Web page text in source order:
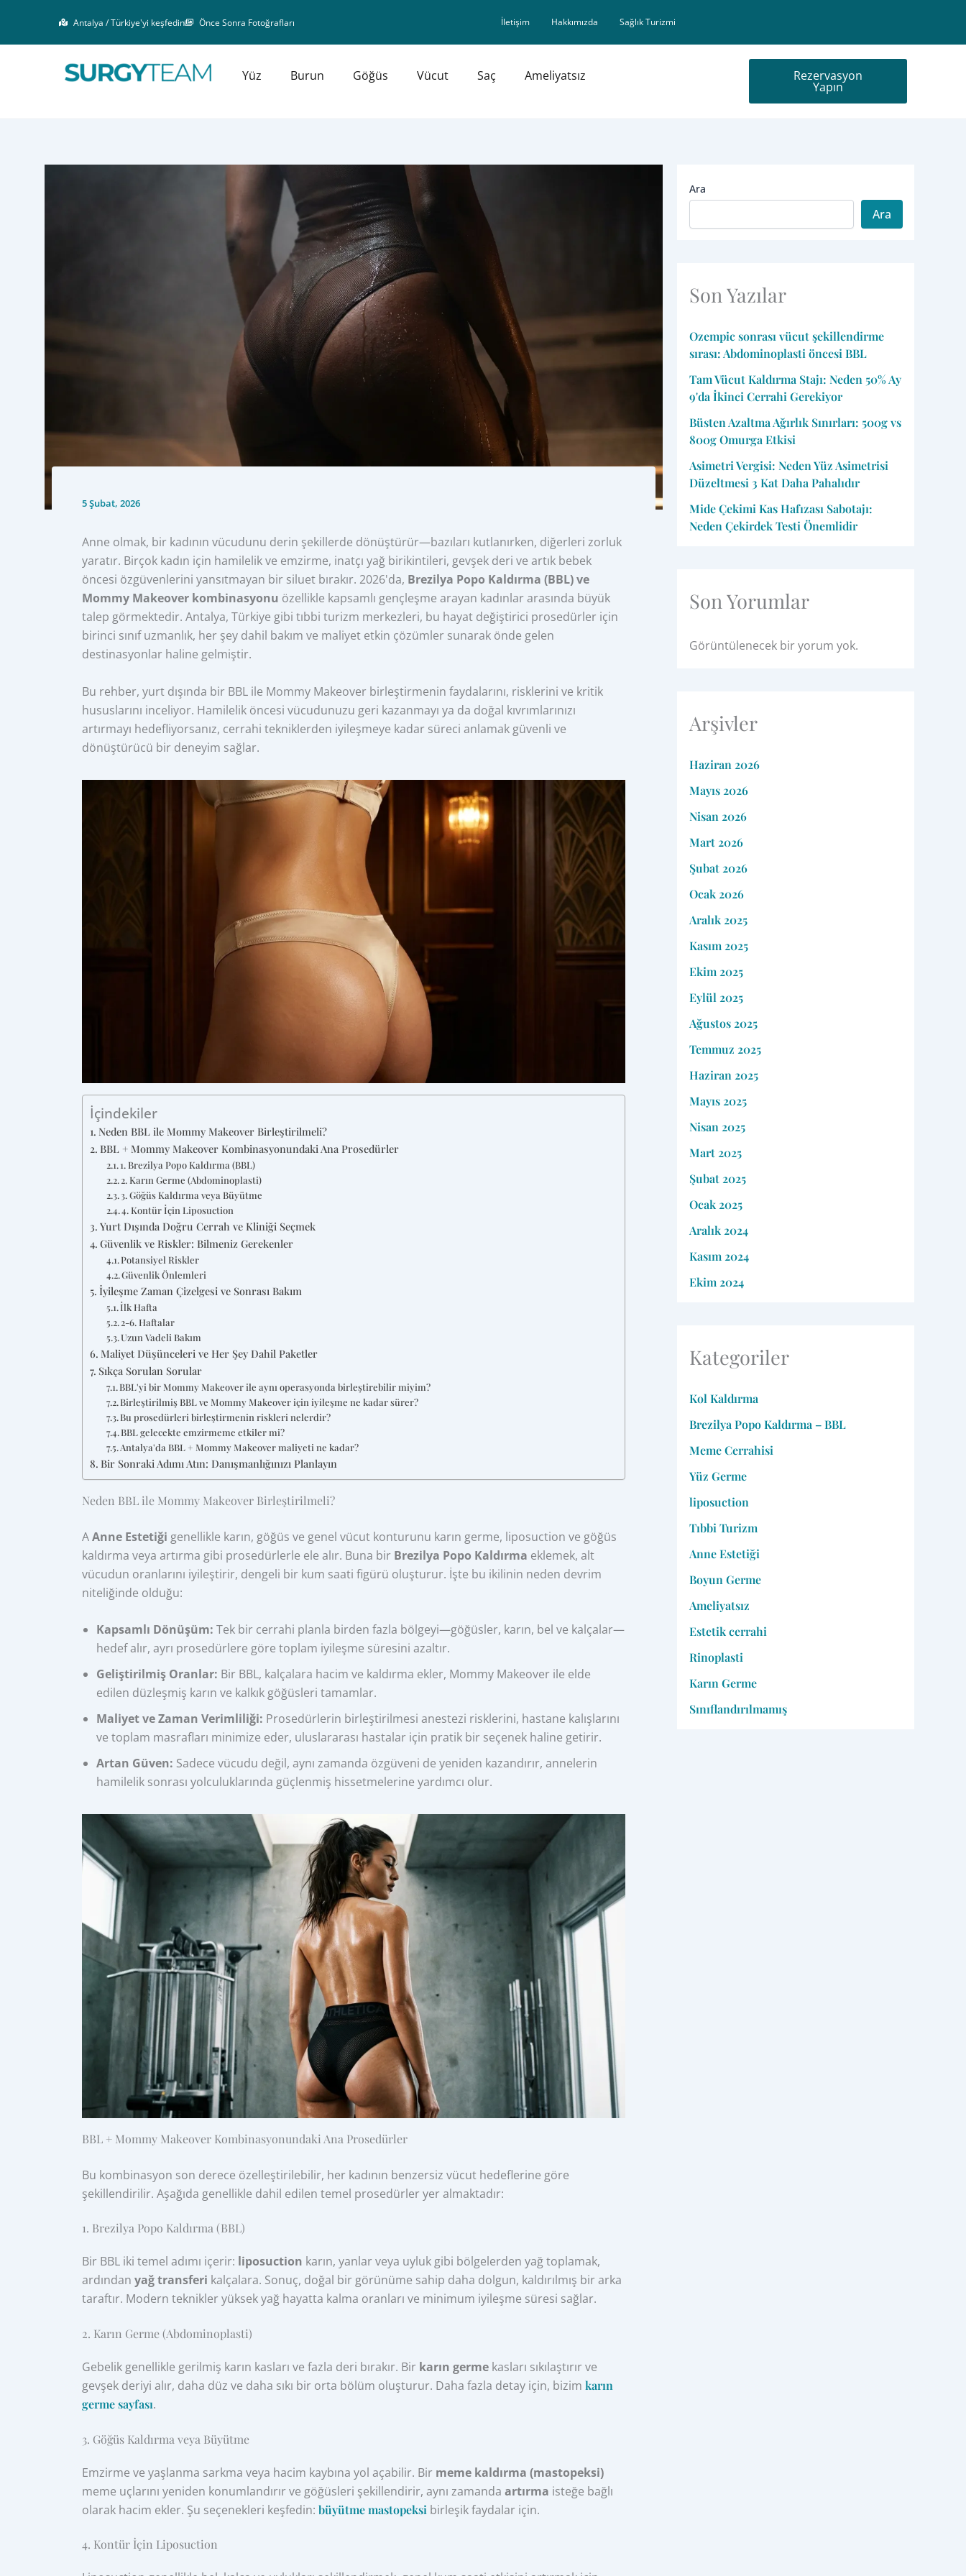
Antalya / Türkiye'yi keşfedin Önce Sonra Fotoğrafları İletişim Hakkımızda Sağlık Turizmi
Yüz Burun Göğüs Vücut Saç Ameliyatsız Rezervasyon
Yapın
5 Şubat, 2026
Anne olmak, bir kadının vücudunu derin şekillerde dönüştürür—bazıları kutlanırken, diğerleri zorluk
yaratır. Birçok kadın için hamilelik ve emzirme, inatçı yağ birikintileri, gevşek deri ve artık bebek
öncesi özgüvenlerini yansıtmayan bir siluet bırakır. 2026'da, Brezilya Popo Kaldırma (BBL) ve
Mommy Makeover kombinasyonu özellikle kapsamlı gençleşme arayan kadınlar arasında büyük
talep görmektedir. Antalya, Türkiye gibi tıbbi turizm merkezleri, bu hayat değiştirici prosedürler için
birinci sınıf uzmanlık, her şey dahil bakım ve maliyet etkin çözümler sunarak önde gelen
destinasyonlar haline gelmiştir.
Bu rehber, yurt dışında bir BBL ile Mommy Makeover birleştirmenin faydalarını, risklerini ve kritik
hususlarını inceliyor. Hamilelik öncesi vücudunuzu geri kazanmayı ya da doğal kıvrımlarınızı
artırmayı hedefliyorsanız, cerrahi tekniklerden iyileşmeye kadar süreci anlamak güvenli ve
dönüştürücü bir deneyim sağlar.
İçindekiler
Neden BBL ile Mommy Makeover Birleştirilmeli?
BBL + Mommy Makeover Kombinasyonundaki Ana Prosedürler
1. Brezilya Popo Kaldırma (BBL)
2. Karın Germe (Abdominoplasti)
3. Göğüs Kaldırma veya Büyütme
4. Kontür İçin Liposuction
Yurt Dışında Doğru Cerrah ve Kliniği Seçmek
Güvenlik ve Riskler: Bilmeniz Gerekenler
Potansiyel Riskler
Güvenlik Önlemleri
İyileşme Zaman Çizelgesi ve Sonrası Bakım
İlk Hafta
2-6. Haftalar
Uzun Vadeli Bakım
Maliyet Düşünceleri ve Her Şey Dahil Paketler
Sıkça Sorulan Sorular
BBL'yi bir Mommy Makeover ile aynı operasyonda birleştirebilir miyim?
Birleştirilmiş BBL ve Mommy Makeover için iyileşme ne kadar sürer?
Bu prosedürleri birleştirmenin riskleri nelerdir?
BBL gelecekte emzirmeme etkiler mi?
Antalya'da BBL + Mommy Makeover maliyeti ne kadar?
Bir Sonraki Adımı Atın: Danışmanlığınızı Planlayın
Neden BBL ile Mommy Makeover Birleştirilmeli?
AAnne Estetiği genellikle karın, göğüs ve genel vücut konturunu karın germe, liposuction ve göğüs
kaldırma veya artırma gibi prosedürlerle ele alır. Buna bir Brezilya Popo Kaldırma eklemek, alt
vücudun oranlarını iyileştirir, dengeli bir kum saati figürü oluşturur. İşte bu ikilinin neden devrim
niteliğinde olduğu:
Kapsamlı Dönüşüm: Tek bir cerrahi planla birden fazla bölgeyi—göğüsler, karın, bel ve kalçalar—
hedef alır, ayrı prosedürlere göre toplam iyileşme süresini azaltır.
Geliştirilmiş Oranlar: Bir BBL, kalçalara hacim ve kaldırma ekler, Mommy Makeover ile elde
edilen düzleşmiş karın ve kalkık göğüsleri tamamlar.
Maliyet ve Zaman Verimliliği: Prosedürlerin birleştirilmesi anestezi risklerini, hastane kalışlarını
ve toplam masrafları minimize eder, uluslararası hastalar için pratik bir seçenek haline getirir.
Artan Güven: Sadece vücudu değil, aynı zamanda özgüveni de yeniden kazandırır, annelerin
hamilelik sonrası yolculuklarında güçlenmiş hissetmelerine yardımcı olur.
BBL + Mommy Makeover Kombinasyonundaki Ana Prosedürler
Bu kombinasyon son derece özelleştirilebilir, her kadının benzersiz vücut hedeflerine göre
şekillendirilir. Aşağıda genellikle dahil edilen temel prosedürler yer almaktadır:
1. Brezilya Popo Kaldırma (BBL)
Bir BBL iki temel adımı içerir: liposuction karın, yanlar veya uyluk gibi bölgelerden yağ toplamak,
ardından yağ transferi kalçalara. Sonuç, doğal bir görünüme sahip daha dolgun, kaldırılmış bir arka
taraftır. Modern teknikler yüksek yağ hayatta kalma oranları ve minimum iyileşme süresi sağlar.
2. Karın Germe (Abdominoplasti)
Gebelik genellikle gerilmiş karın kasları ve fazla deri bırakır. Bir karın germe kasları sıkılaştırır ve
gevşek deriyi alır, daha düz ve daha sıkı bir orta bölüm oluşturur. Daha fazla detay için, bizim karın
germe sayfası.
3. Göğüs Kaldırma veya Büyütme
Emzirme ve yaşlanma sarkma veya hacim kaybına yol açabilir. Bir meme kaldırma (mastopeksi)
meme uçlarını yeniden konumlandırır ve göğüsleri şekillendirir, aynı zamanda artırma isteğe bağlı
olarak hacim ekler. Şu seçenekleri keşfedin: büyütme mastopeksi birleşik faydalar için.
4. Kontür İçin Liposuction
Ara
Ara
Son Yazılar
Ozempic sonrası vücut şekillendirme
sırası: Abdominoplasti öncesi BBL
Tam Vücut Kaldırma Stajı: Neden 50% Ay
9'da İkinci Cerrahi Gerekiyor
Büsten Azaltma Ağırlık Sınırları: 500g vs
800g Omurga Etkisi
Asimetri Vergisi: Neden Yüz Asimetrisi
Düzeltmesi 3 Kat Daha Pahalıdır
Mide Çekimi Kas Hafızası Sabotajı:
Neden Çekirdek Testi Önemlidir
Son Yorumlar
Görüntülenecek bir yorum yok.
Arşivler
Haziran 2026
Mayıs 2026
Nisan 2026
Mart 2026
Şubat 2026
Ocak 2026
Aralık 2025
Kasım 2025
Ekim 2025
Eylül 2025
Ağustos 2025
Temmuz 2025
Haziran 2025
Mayıs 2025
Nisan 2025
Mart 2025
Şubat 2025
Ocak 2025
Aralık 2024
Kasım 2024
Ekim 2024
Kategoriler
Kol Kaldırma
Brezilya Popo Kaldırma – BBL
Meme Cerrahisi
Yüz Germe
liposuction
Tıbbi Turizm
Anne Estetiği
Boyun Germe
Ameliyatsız
Estetik cerrahi
Rinoplasti
Karın Germe
Sınıflandırılmamış